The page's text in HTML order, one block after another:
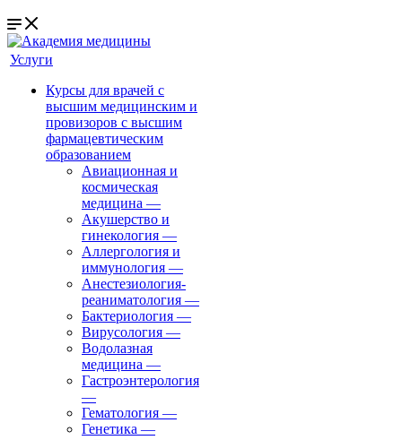
Услуги
Курсы для врачей с
высшим медицинским и
провизоров с высшим
фармацевтическим
образованием
Авиационная и
космическая
медицина —
Акушерство и
гинекология —
Аллергология и
иммунология —
Анестезиология-
реаниматология —
Бактериология —
Вирусология —
Водолазная
медицина —
Гастроэнтерология
—
Гематология —
Генетика —